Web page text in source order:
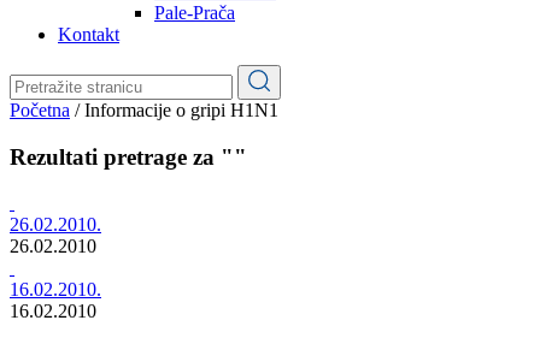
Općine
Pale-Prača
Kontakt
Informacije o gripi H1N1
Rezultati pretrage za ""